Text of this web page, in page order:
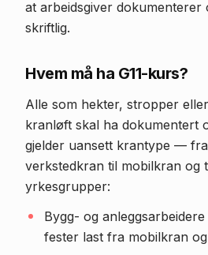
at arbeidsgiver
skriftlig.
Hvem må ha G11-kurs?
Alle som hekter, stropper
kranløft skal ha dokumentert
gjelder uansett krantype —
verkstedkran til mobilkran og
yrkesgrupper:
Bygg- og
fester last fra mobilkran